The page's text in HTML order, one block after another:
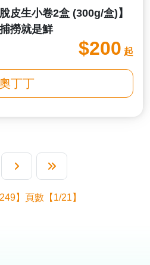
皮生小卷2盒 (300g/盒)】
撈就是鮮
$200 起
奧丁丁
下一頁 最後一頁
】頁數【1/21】